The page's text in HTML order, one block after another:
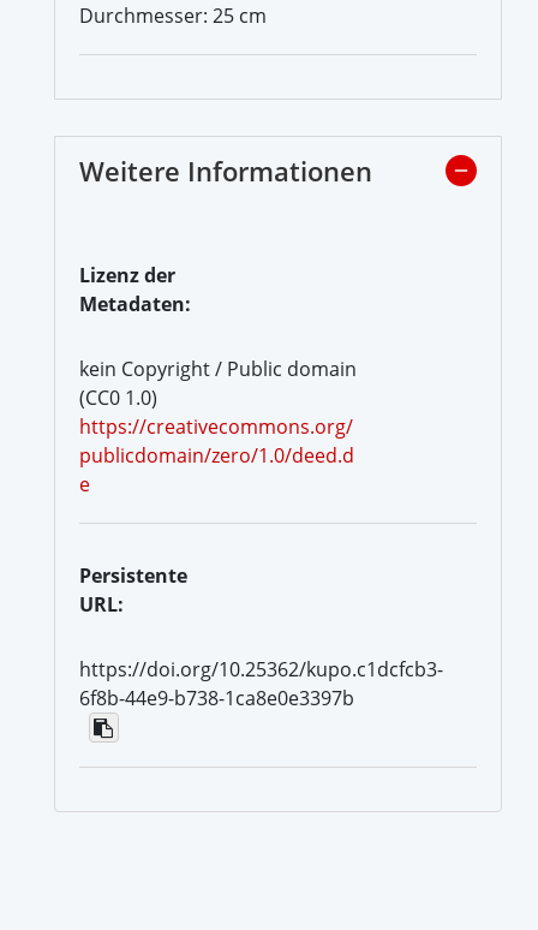
Durchmesser: 25 cm
Weitere Informationen
Lizenz der
Metadaten:
kein Copyright / Public domain
(CC0 1.0)
https://creativecommons.org/
publicdomain/zero/1.0/deed.d
e
Persistente
URL:
https://doi.org/10.25362/kupo.c1dcfcb3-
6f8b-44e9-b738-1ca8e0e3397b